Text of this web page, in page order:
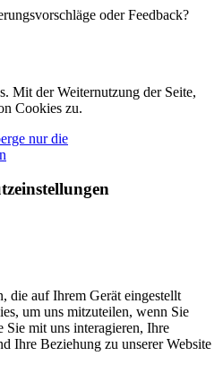
oder Feedback?
Mit der Weiternutzung der Seite,
Cookies zu.
nur die
die auf Ihrem Gerät eingestellt
um uns mitzuteilen, wenn Sie
Sie mit uns interagieren, Ihre
Ihre Beziehung zu unserer Website